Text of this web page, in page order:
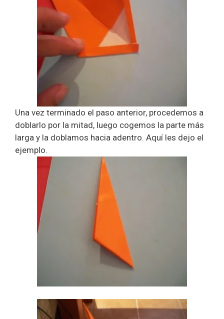
Una vez terminado el paso anterior, procedemos a
doblarlo por la mitad, luego cogemos la parte más
larga y la doblamos hacia adentro. Aquí les dejo el
ejemplo.